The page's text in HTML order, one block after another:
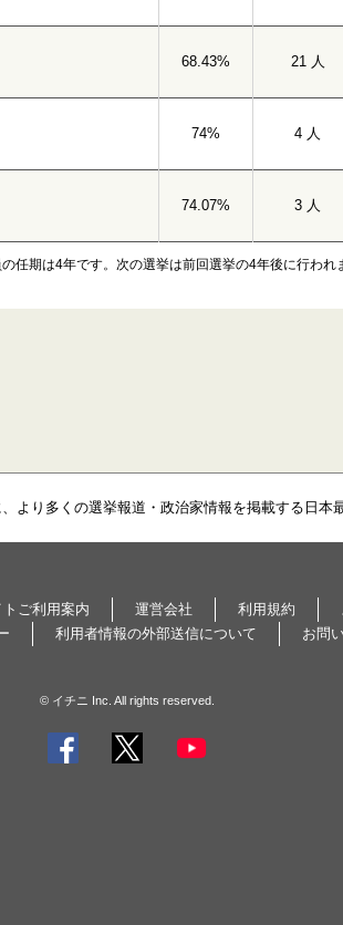
68.43% 21 人
74% 4 人
74.07% 3 人
任期は4年です。次の選挙は前回選挙の4年後に行われ
より多くの選挙報道・政治家情報を掲載する日本
トご利用案内 運営会社 利用規約
利用者情報の外部送信について お問
© イチニ Inc. All rights reserved.